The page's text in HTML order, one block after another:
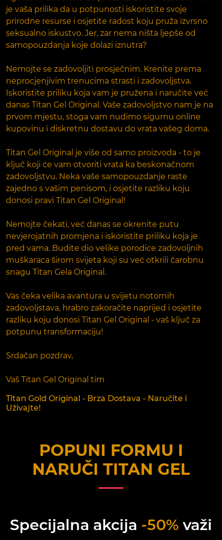
je vaša prilika da u potpunosti iskoristite svoje
prirodne resurse i osjetite radost koju pruža izvrsno
seksualno iskustvo. Jer, zar nema ništa ljepše od
samopouzdanja koje dolazi iznutra?
Nemojte se zadovoljiti prosječnim. Krenite prema
neprocjenjivim trenucima strasti i zadovoljstva.
Iskoristite priliku koja vam je pružena i naručite već
danas Titan Gel Original. Vaše zadovoljstvo nam je na
prvom mjestu, stoga vam nudimo sigurnu online
kupovinu i diskretnu dostavu do vrata vašeg doma.
Titan Gel Original je više od samo proizvoda - to je
ključ koji će vam otvoriti vrata ka beskonačnom
zadovoljstvu. Neka vaše samopouzdanje raste
zajedno s vašim penisom, i osjetite razliku koju
donosi pravi Titan Gel Original!
Nemojte čekati, već danas se okrenite putu
nevjerojatnih promjena i iskoristite priliku koja je
pred vama. Budite dio velike porodice zadovoljnih
muškaraca širom svijeta koji su već otkrili čarobnu
snagu Titan Gela Original.
Vas čeka velika avantura u svijetu notornih
zadovoljstava, hrabro zakoračite naprijed i osjetite
razliku koju donosi Titan Gel Original - vaš ključ za
potpunu transformaciju!
Srdačan pozdrav,
Vaš Titan Gel Original tim
Titan Gold Original - Brza Dostava - Naručite i
Uživajte!
POPUNI FORMU I
NARUČI TITAN GEL
Specijalna akcija -50% važi